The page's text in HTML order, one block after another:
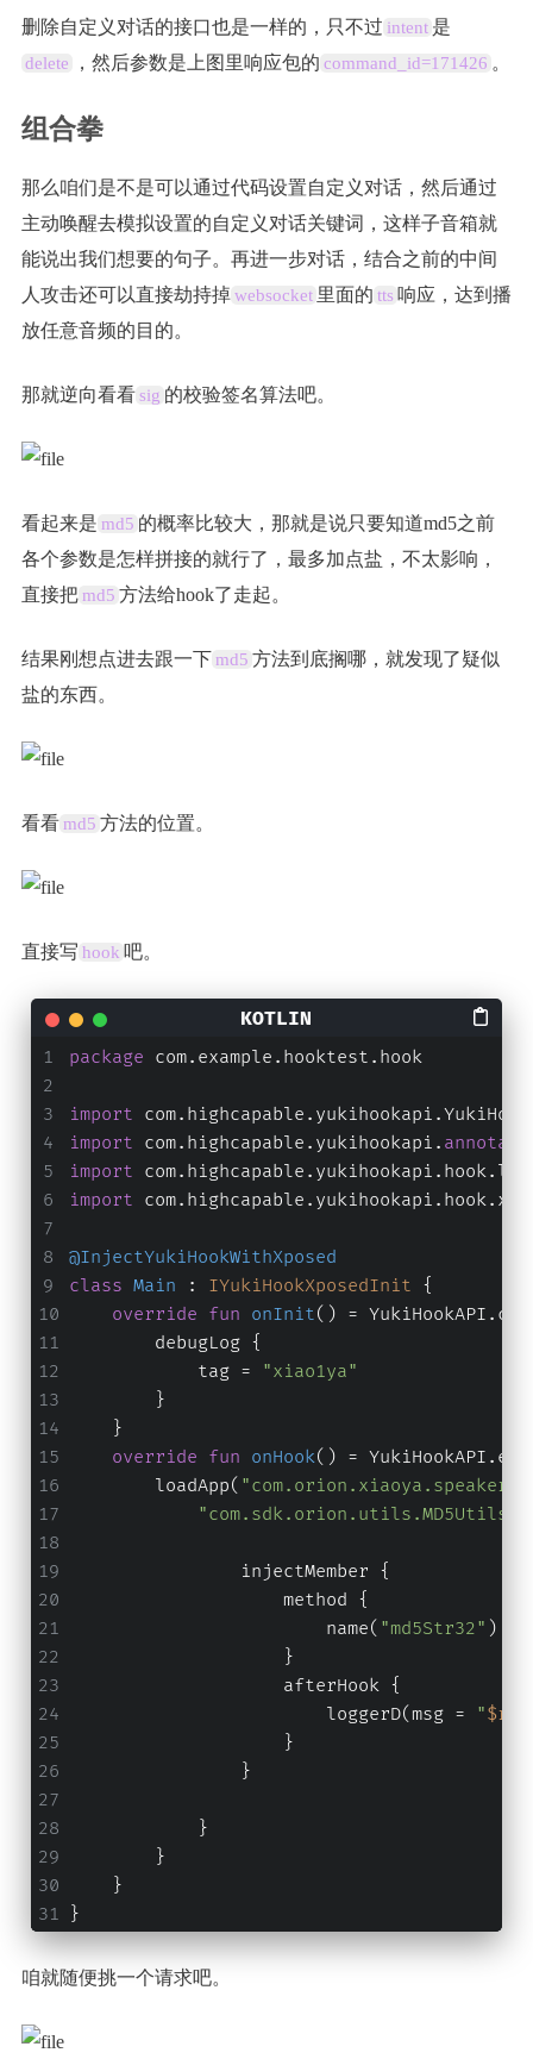
删除自定义对话的接口也是一样的，只不过 intent 是
delete ，然后参数是上图里响应包的 command_id=171426 。
组合拳
那么咱们是不是可以通过代码设置自定义对话，然后通过
主动唤醒去模拟设置的自定义对话关键词，这样子音箱就
能说出我们想要的句子。再进一步对话，结合之前的中间
人攻击还可以直接劫持掉websocket 里面的 tts 响应，达到播
放任意音频的目的。
那就逆向看看sig 的校验签名算法吧。
看起来是 md5 的概率比较大，那就是说只要知道md5之前
各个参数是怎样拼接的就行了，最多加点盐，不太影响，
直接把md5 方法给hook了走起。
结果刚想点进去跟一下md5 方法到底搁哪，就发现了疑似
盐的东西。
看看md5 方法的位置。
直接写 hook 吧。
package com.example.hooktest.hook
import
import com.highcapable.yukihookapi.
import
import
@InjectYukiHookWithXposed
class Main : IYukiHookXposedInit {
override fun onInit() =
        debugLog {
            tag =
"xiao1ya"
        }
    }
override fun onHook() =
        loadApp(
"com.sdk.orion.utils.MD5Utils"
                injectMember {
                    method {
                        name(
"md5Str32" )
                    }
                    afterHook {
                        loggerD(msg =
"
                    }
                }
            }
        }
    }
}
咱就随便挑一个请求吧。